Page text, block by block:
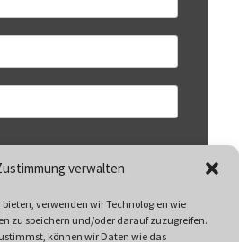
verwalten
verwenden wir Technologien wie
zu speichern und/oder darauf zuzugreifen.
können wir Daten wie das